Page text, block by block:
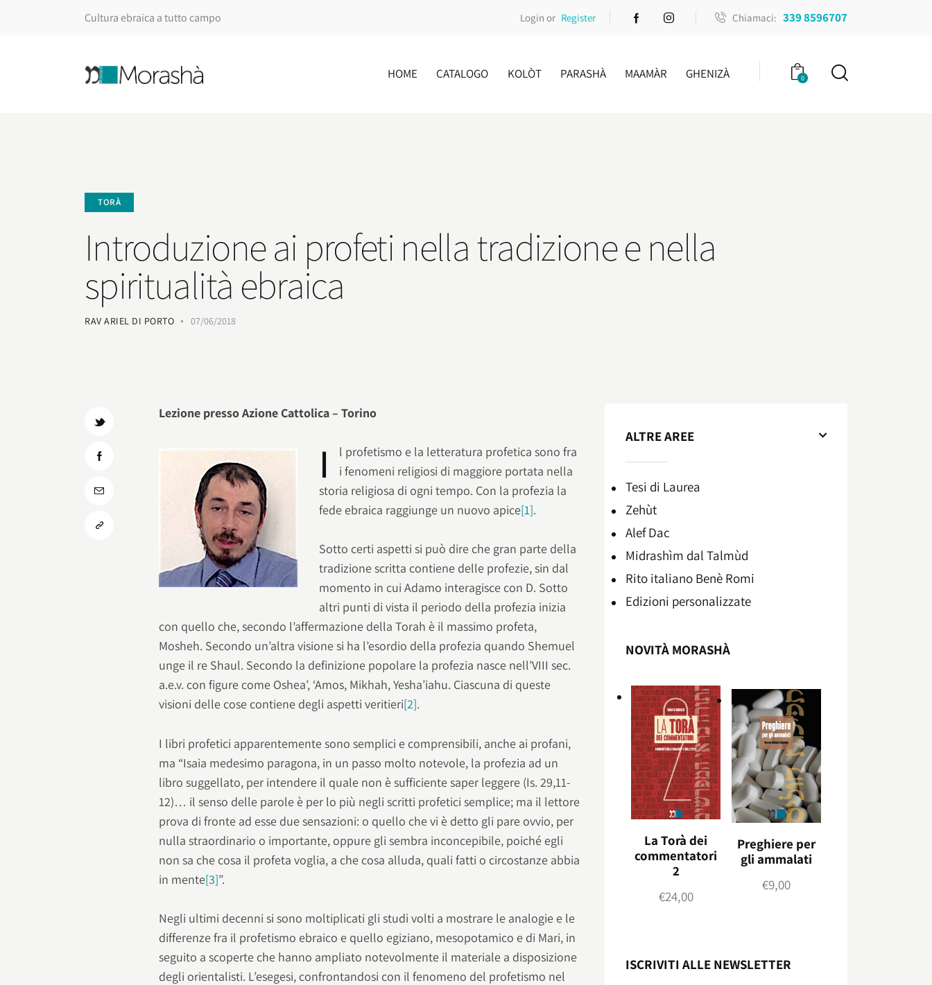
Cultura ebraica a tutto campo Login or Register Chiamaci: 339 8596707
HOME CATALOGO KOLÒT PARASHÀ MAAMÀR GHENIZÀ 0
TORÀ
Introduzione ai profeti nella tradizione e nella
spiritualità ebraica
RAV ARIEL DI PORTO 07/06/2018
Lezione presso Azione Cattolica – Torino
I
l profetismo e la letteratura profetica sono fra
i fenomeni religiosi di maggiore portata nella
storia religiosa di ogni tempo. Con la profezia la
fede ebraica raggiunge un nuovo apice[1].
Sotto certi aspetti si può dire che gran parte della
tradizione scritta contiene delle profezie, sin dal
momento in cui Adamo interagisce con D. Sotto
altri punti di vista il periodo della profezia inizia
con quello che, secondo l’affermazione della Torah è il massimo profeta,
Mosheh. Secondo un’altra visione si ha l’esordio della profezia quando Shemuel
unge il re Shaul. Secondo la definizione popolare la profezia nasce nell’VIII sec.
a.e.v. con figure come Oshea’, ‘Amos, Mikhah, Yesha’iahu. Ciascuna di queste
visioni delle cose contiene degli aspetti veritieri[2].
I libri profetici apparentemente sono semplici e comprensibili, anche ai profani,
ma “Isaia medesimo paragona, in un passo molto notevole, la profezia ad un
libro suggellato, per intendere il quale non è sufficiente saper leggere (Is. 29,11-
12)… il senso delle parole è per lo più negli scritti profetici semplice; ma il lettore
prova di fronte ad esse due sensazioni: o quello che vi è detto gli pare ovvio, per
nulla straordinario o importante, oppure gli sembra inconcepibile, poiché egli
non sa che cosa il profeta voglia, a che cosa alluda, quali fatti o circostanze abbia
in mente[3]”.
Negli ultimi decenni si sono moltiplicati gli studi volti a mostrare le analogie e le
differenze fra il profetismo ebraico e quello egiziano, mesopotamico e di Mari, in
seguito a scoperte che hanno ampliato notevolmente il materiale a disposizione
degli orientalisti. L’esegesi, confrontandosi con il fenomeno del profetismo nel
ALTRE AREE
Tesi di Laurea
Zehùt
Alef Dac
Midrashìm dal Talmùd
Rito italiano Benè Romi​
Edizioni personalizzate
NOVITÀ MORASHÀ
La Torà dei
commentatori
2
€24,00
Preghiere per
gli ammalati
€9,00
ISCRIVITI ALLE NEWSLETTER